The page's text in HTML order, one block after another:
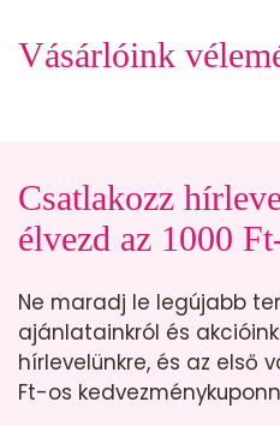
Vásárlóink
Csatlakozz
élvezd az 1000
Ne maradj le legújabb
ajánlatainkról és
hírlevelünkre, és az első
Ft-os